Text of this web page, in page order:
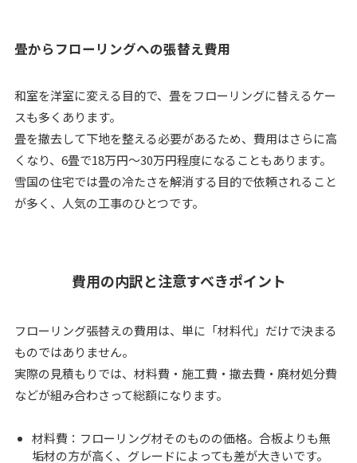
畳からフローリングへの張替え費用
和室を洋室に変える目的で、畳をフローリングに替えるケー
スも多くあります。
畳を撤去して下地を整える必要があるため、費用はさらに高
くなり、6畳で18万円～30万円程度になることもあります。
雪国の住宅では畳の冷たさを解消する目的で依頼されること
が多く、人気の工事のひとつです。
費用の内訳と注意すべきポイント
フローリング張替えの費用は、単に「材料代」だけで決まる
ものではありません。
実際の見積もりでは、材料費・施工費・撤去費・廃材処分費
などが組み合わさって総額になります。
材料費：フローリング材そのものの価格。合板よりも無
垢材の方が高く、グレードによっても差が大きいです。